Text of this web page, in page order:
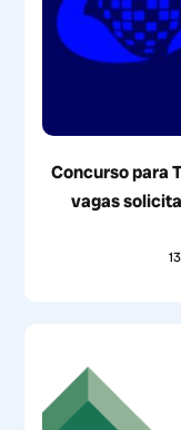
Concurso para
vagas